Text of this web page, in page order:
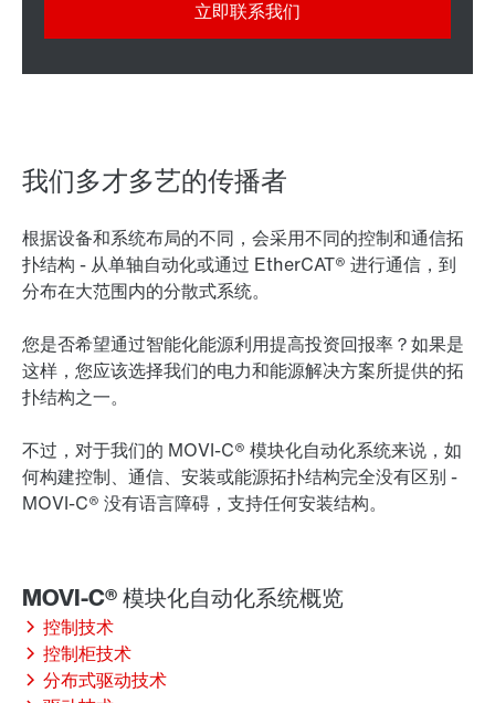
我们多才多艺的传播者
根据设备和系统布局的不同，会采用不同的控制和通信拓
扑结构 - 从单轴自动化或通过 EtherCAT® 进行通信，到
分布在大范围内的分散式系统。
您是否希望通过智能化能源利用提高投资回报率？如果是
这样，您应该选择我们的电力和能源解决方案所提供的拓
扑结构之一。
不过，对于我们的 MOVI-C® 模块化自动化系统来说，如
何构建控制、通信、安装或能源拓扑结构完全没有区别 -
MOVI-C® 没有语言障碍，支持任何安装结构。
立即联系我们
控制技术
控制柜技术
分布式驱动技术